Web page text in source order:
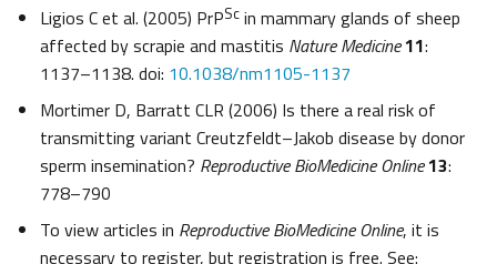
Ligios C et al. (2005) PrPSc in mammary glands of sheep
affected by scrapie and mastitis Nature Medicine11:
1137–1138. doi: 10.1038/nm1105-1137
Mortimer D, Barratt CLR (2006) Is there a real risk of
transmitting variant Creutzfeldt–Jakob disease by donor
sperm insemination? Reproductive BioMedicine Online13:
778–790
To view articles in Reproductive BioMedicine Online, it is
necessary to register, but registration is free. See: